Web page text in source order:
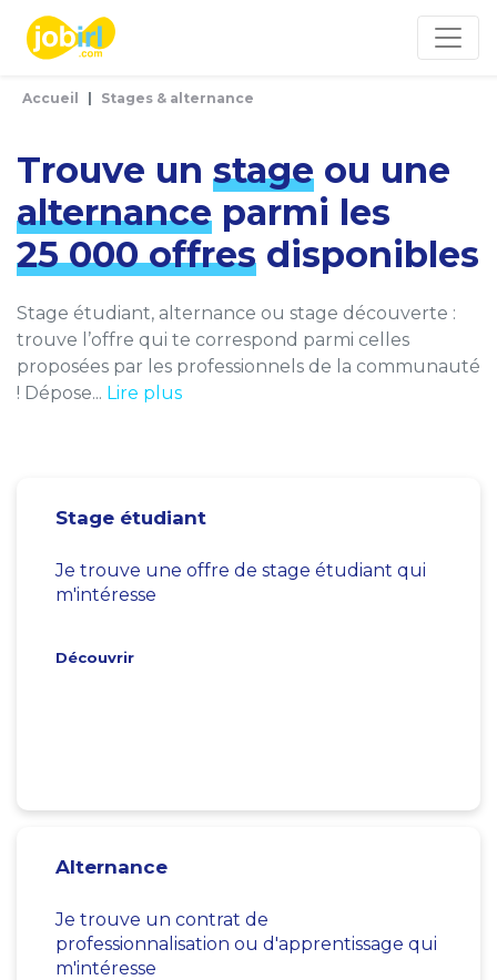
Accueil Stages & alternance
Trouve un stage ou une
alternance parmi les
25 000 offres disponibles
Stage étudiant, alternance ou stage découverte :
trouve l’offre qui te correspond parmi celles
proposées par les professionnels de la communauté
! Dépose... Lire plus
Stage étudiant
Je trouve une offre de stage étudiant qui
m'intéresse
Découvrir
Alternance
Je trouve un contrat de
professionnalisation ou d'apprentissage qui
m'intéresse
Panneau de gestion des cookies